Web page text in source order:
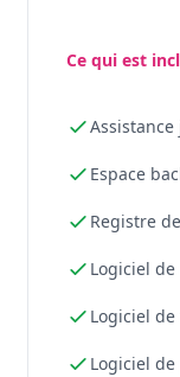
Ce qui est
Espace
Registre
Logiciel
Logiciel
Logiciel